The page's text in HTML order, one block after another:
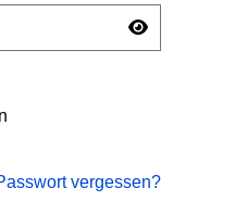
vergessen?